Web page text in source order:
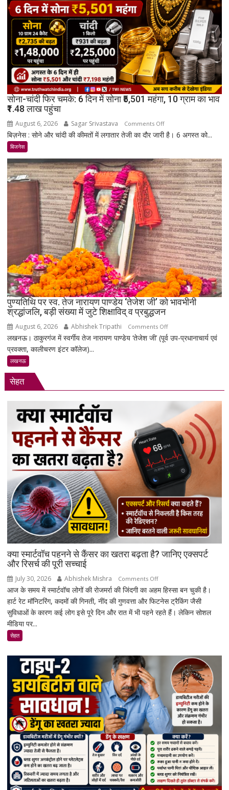
से
युवाओं
की
मेंटल
हेल्थ
प्रभावित,
₹9030
करोड़
का
सोना-चांदी फिर चमके: 6 दिन में सोना ₹5,501 महंगा, 10 ग्राम का भाव
₹1.48 लाख पहुंचा
August 6, 2026 Sagar Srivastava Comments Offon
सोना-
फिर
चमके:
6
दिन
में
सोना
₹5,501
महंगा,
10
ग्राम
का
भाव
₹1.48
लाख
पहुंचा
बिज़नेस : सोने और चांदी की कीमतों में लगातार तेजी का दौर जारी है। 6 अगस्त को...
बिजनेस
पुण्यतिथि पर स्व. तेज नारायण पाण्डेय ‘तेजेश जी’ को भावभीनी
श्रद्धांजलि, बड़ी संख्या में जुटे शिक्षाविद् व प्रबुद्धजन
August 6, 2026 Abhishek Tripathi Comments Offon
पुण्यतिथि
जी’
को
भावभीनी
श्रद्धांजलि,
बड़ी
संख्या
में
जुटे
शिक्षाविद्
व
प्रबुद्धजन
लखनऊ। ठाकुरगंज में स्वर्गीय तेज नारायण पाण्डेय ‘तेजेश जी’ (पूर्व उप-प्रधानाचार्य एवं
प्रवक्ता, कालीचरण इंटर कॉलेज)...
लखनऊ
सेहत
क्या स्मार्टवॉच पहनने से कैंसर का खतरा बढ़ता है? जानिए एक्सपर्ट
और रिसर्च की पूरी सच्चाई
July 30, 2026 Abhishek Mishra Comments Offon
क्या
स्मार्टवॉच
पहनने
खतरा
जानिए
एक्सपर्ट
और
रिसर्च
की
पूरी
सच्चाई
आज के समय में स्मार्टवॉच लोगों की रोजमर्रा की जिंदगी का अहम हिस्सा बन चुकी है।
हार्ट रेट मॉनिटरिंग, कदमों की गिनती, नींद की गुणवत्ता और फिटनेस ट्रैकिंग जैसी
सुविधाओं के कारण कई लोग इसे पूरे दिन और रात में भी पहने रहते हैं। लेकिन सोशल
मीडिया पर...
सेहत